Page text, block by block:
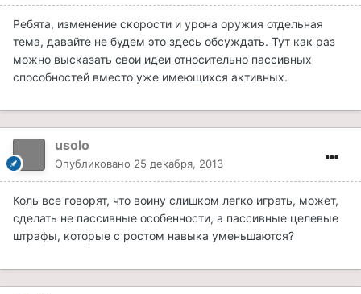
Ребята, изменение скорости и урона оружия отдельная
тема, давайте не будем это здесь обсуждать. Тут как раз
можно высказать свои идеи относительно пассивных
способностей вместо уже имеющихся активных.
usolo
Опубликовано 25 декабря, 2013
Коль все говорят, что воину слишком легко играть, может,
сделать не пассивные особенности, а пассивные целевые
штрафы, которые с ростом навыка уменьшаются?